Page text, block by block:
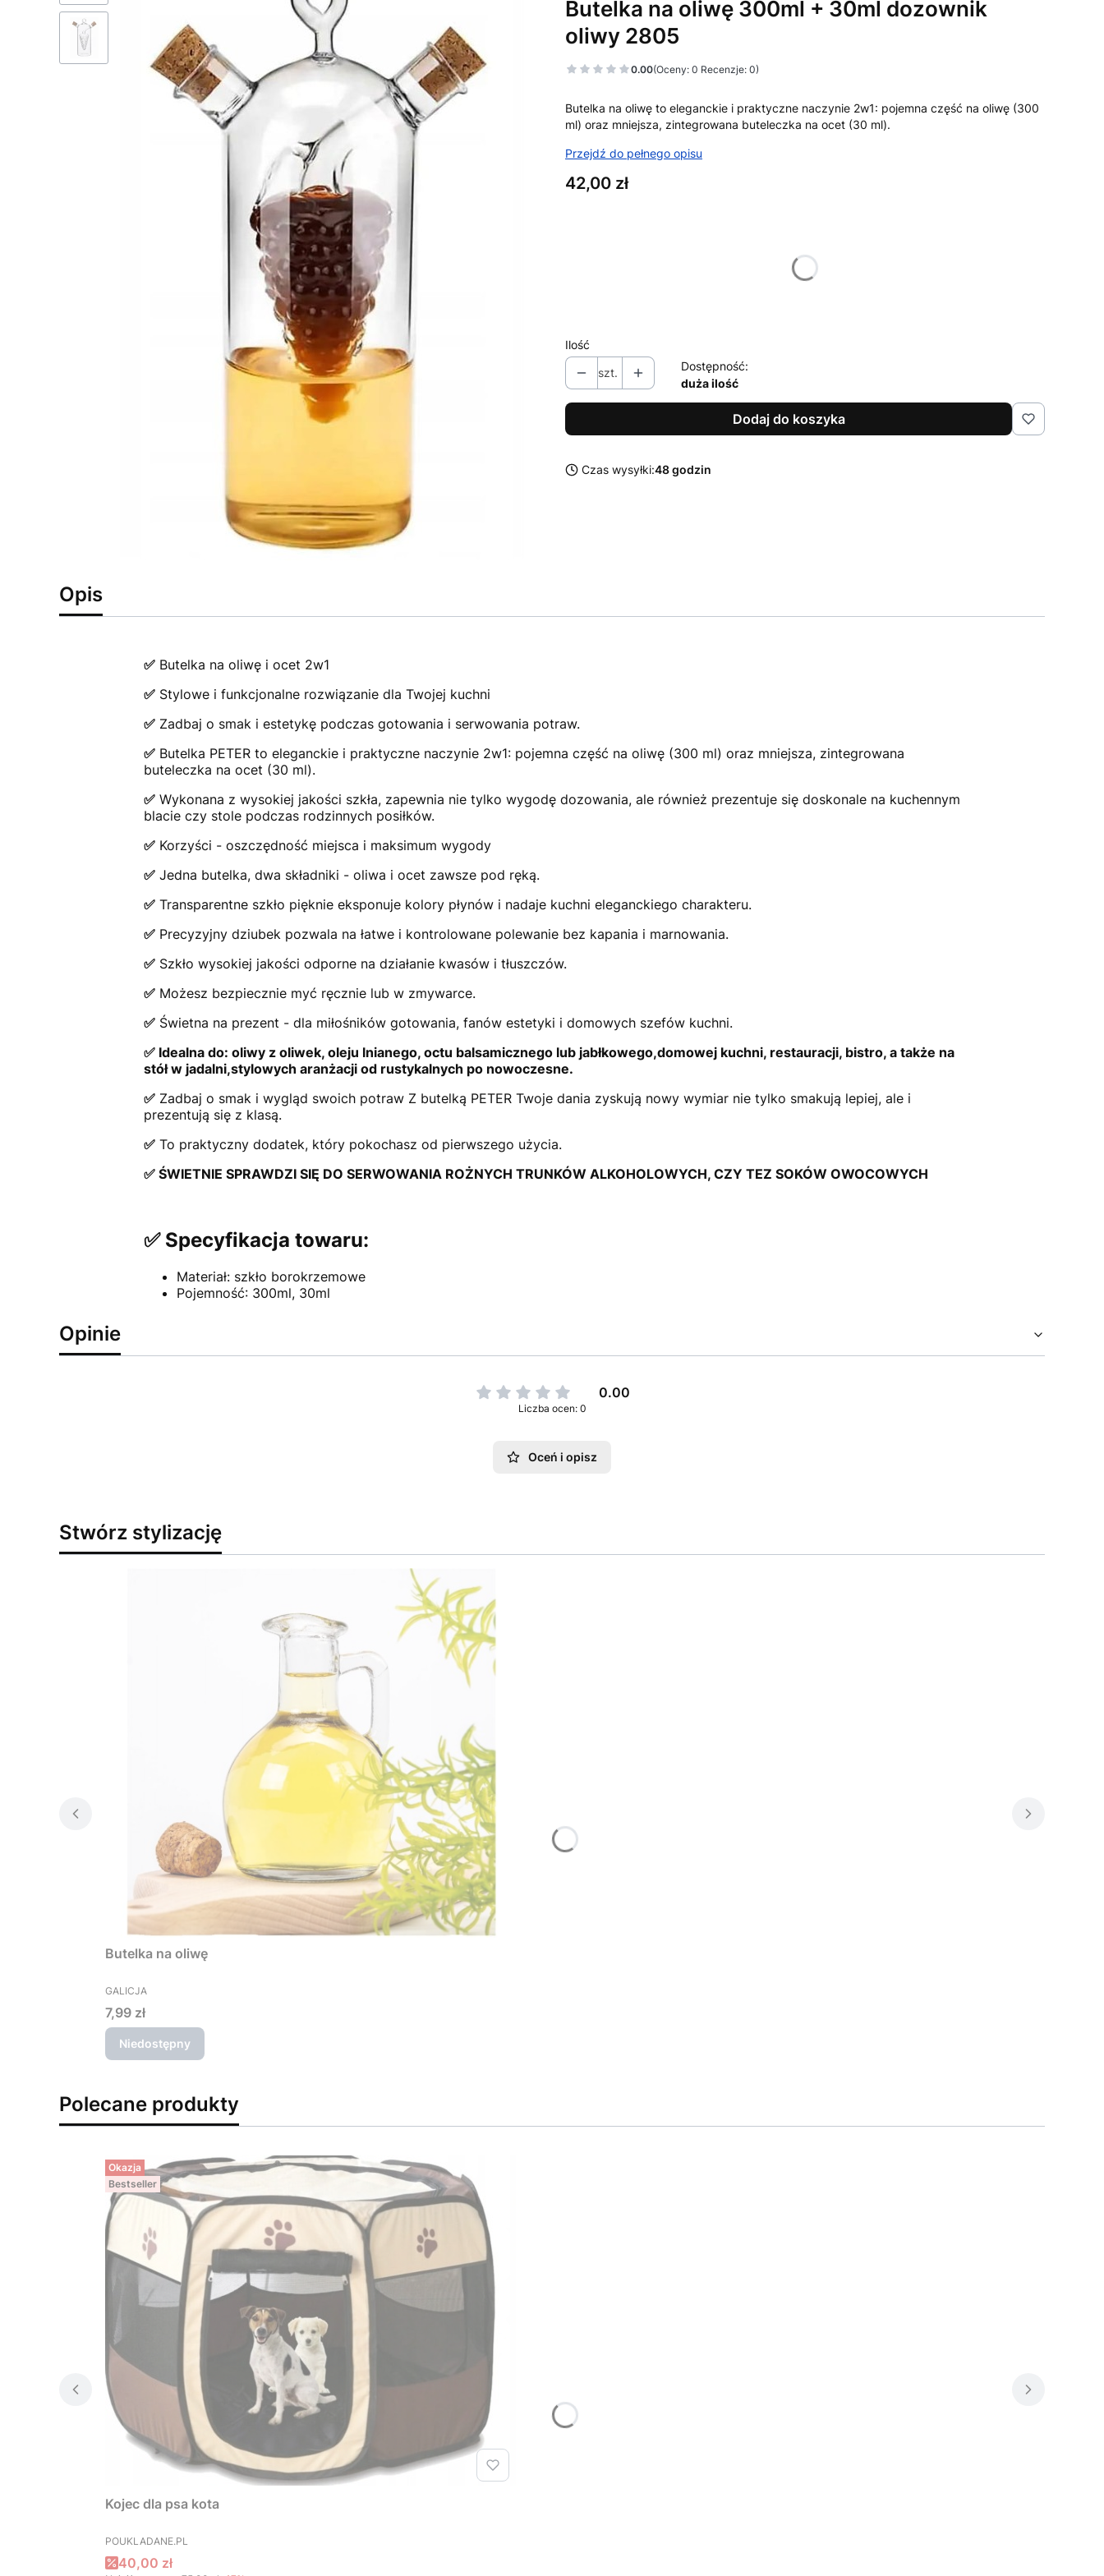
Butelka na oliwę 300ml + 30ml dozownik
oliwy 2805
0.00(Oceny: 0 Recenzje: 0)
Butelka na oliwę to eleganckie i praktyczne naczynie 2w1: pojemna część na oliwę (300
ml) oraz mniejsza, zintegrowana buteleczka na ocet (30 ml).
Przejdź do pełnego opisu
Cena
42,00 zł
Poszczególne warianty mogą różnić się ceną
Ilość
szt.
Dostępność:
duża ilość
Dodaj do koszyka
Czas wysyłki:48 godzin
Opis
✅Butelka na oliwę i ocet 2w1
✅Stylowe i funkcjonalne rozwiązanie dla Twojej kuchni
✅Zadbaj o smak i estetykę podczas gotowania i serwowania potraw.
✅Butelka PETER to eleganckie i praktyczne naczynie 2w1: pojemna część na oliwę (300 ml) oraz mniejsza, zintegrowana
buteleczka na ocet (30 ml).
✅Wykonana z wysokiej jakości szkła, zapewnia nie tylko wygodę dozowania, ale również prezentuje się doskonale na kuchennym
blacie czy stole podczas rodzinnych posiłków.
✅Korzyści - oszczędność miejsca i maksimum wygody
✅Jedna butelka, dwa składniki - oliwa i ocet zawsze pod ręką.
✅Transparentne szkło pięknie eksponuje kolory płynów i nadaje kuchni eleganckiego charakteru.
✅Precyzyjny dziubek pozwala na łatwe i kontrolowane polewanie bez kapania i marnowania.
✅Szkło wysokiej jakości odporne na działanie kwasów i tłuszczów.
✅Możesz bezpiecznie myć ręcznie lub w zmywarce.
✅Świetna na prezent - dla miłośników gotowania, fanów estetyki i domowych szefów kuchni.
✅ Idealna do: oliwy z oliwek, oleju lnianego, octu balsamicznego lub jabłkowego,domowej kuchni, restauracji, bistro, a także na
stół w jadalni,stylowych aranżacji od rustykalnych po nowoczesne.
✅Zadbaj o smak i wygląd swoich potraw Z butelką PETER Twoje dania zyskują nowy wymiar nie tylko smakują lepiej, ale i
prezentują się z klasą.
✅To praktyczny dodatek, który pokochasz od pierwszego użycia.
✅ ŚWIETNIE SPRAWDZI SIĘ DO SERWOWANIA ROŻNYCH TRUNKÓW ALKOHOLOWYCH, CZY TEZ SOKÓW OWOCOWYCH
✅ Specyfikacja towaru:
Materiał: szkło borokrzemowe
Pojemność: 300ml, 30ml
Opinie
0.00
Liczba ocen: 0
Oceń i opisz
Stwórz stylizację
Butelka na oliwę
PRODUCENT
GALICJA
Cena
7,99 zł
Niedostępny
Polecane produkty
Okazja
Bestseller
Kojec dla psa kota
PRODUCENT
POUKLADANE.PL
Cena promocyjna
40,00 zł